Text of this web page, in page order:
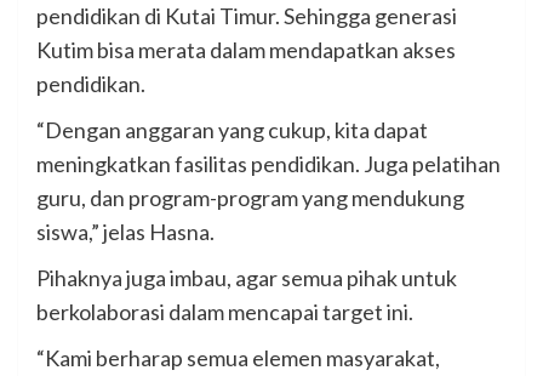
pendidikan di Kutai Timur. Sehingga generasi
Kutim bisa merata dalam mendapatkan akses
pendidikan.
“Dengan anggaran yang cukup, kita dapat
meningkatkan fasilitas pendidikan. Juga pelatihan
guru, dan program-program yang mendukung
siswa,” jelas Hasna.
Pihaknya juga imbau, agar semua pihak untuk
berkolaborasi dalam mencapai target ini.
“Kami berharap semua elemen masyarakat,